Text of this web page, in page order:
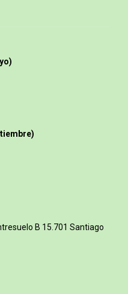
B 15.701 Santiago